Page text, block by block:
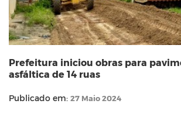
Prefeitura iniciou obras para
asfáltica de 14 ruas
Publicado em: 27 Maio 2024